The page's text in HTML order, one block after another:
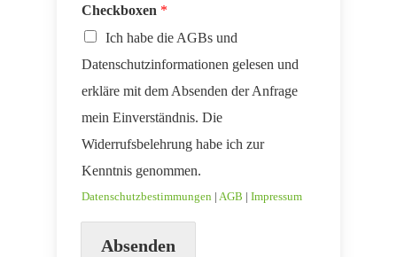
Checkboxen *
Ich habe die AGBs und
Datenschutzinformationen gelesen und
erkläre mit dem Absenden der Anfrage
mein Einverständnis. Die
Widerrufsbelehrung habe ich zur
Kenntnis genommen.
Datenschutzbestimmungen| AGB | Impressum
Absenden